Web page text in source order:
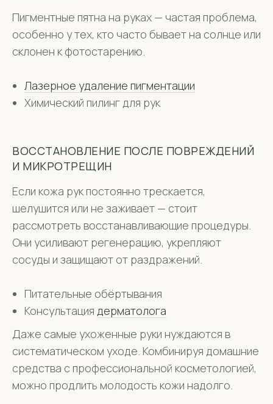
Пигментные пятна на руках — частая проблема,
особенно у тех, кто часто бывает на солнце или
склонен к фотостарению.
Лазерное удаление пигментации
Химический пилинг для рук
ВОССТАНОВЛЕНИЕ ПОСЛЕ ПОВРЕЖДЕНИЙ
И МИКРОТРЕЩИН
Если кожа рук постоянно трескается,
шелушится или не заживает — стоит
рассмотреть восстанавливающие процедуры.
Они усиливают регенерацию, укрепляют
сосуды и защищают от раздражений.
Питательные обёртывания
Консультация дерматолога
Даже самые ухоженные руки нуждаются в
систематическом уходе. Комбинируя домашние
средства с профессиональной косметологией,
можно продлить молодость кожи надолго.